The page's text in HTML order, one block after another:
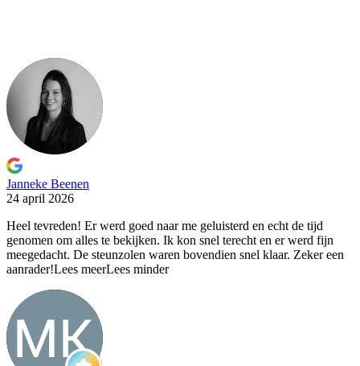
Janneke Beenen
24 april 2026
Heel tevreden! Er werd goed naar me geluisterd en echt de tijd
genomen om alles te bekijken. Ik kon snel terecht en er werd fijn
meegedacht. De steunzolen waren bovendien snel klaar. Zeker een
aanrader!Lees meerLees minder